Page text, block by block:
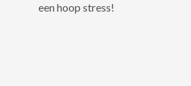
een hoop stress!